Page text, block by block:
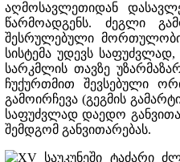
აღმოსავლეთიდან
წარმოადგენს. ძეგლი
შესრულებული
სისტემა უდევს
სარკმლის თავზე
ჩუქურთმით შევსებული
გამოირჩევა (გეგმის
საფუძვლად დაედო
შემდგომ განვითარებას.
XV საუკუნეში ტაძარი